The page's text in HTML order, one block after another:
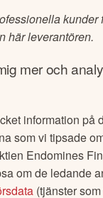
kunder
här leverantören.
mer och
information på
som vi tipsade
Endomines
om de ledande
(tjänster